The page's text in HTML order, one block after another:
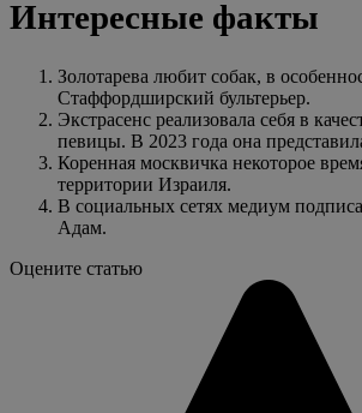
Интересные факты
Золотарева любит собак, в
Стаффордширский бультерьер.
Экстрасенс реализовала себя в
певицы. В 2023 года она
Коренная москвичка некоторое
территории Израиля.
В социальных сетях медиум
Адам.
Оцените статью